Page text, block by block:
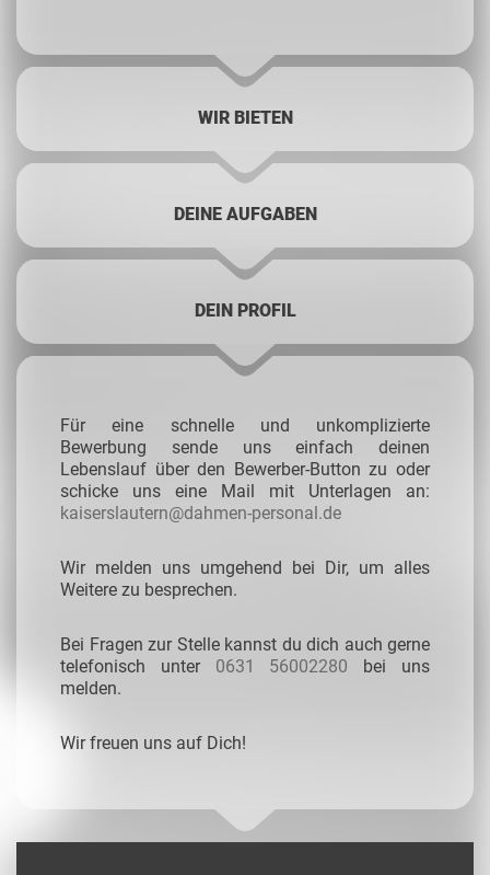
WIR BIETEN
DEINE AUFGABEN
DEIN PROFIL
Für eine schnelle und unkomplizierte
Bewerbung sende uns einfach deinen
Lebenslauf über den Bewerber-Button zu oder
schicke uns eine Mail mit Unterlagen an:
kaiserslautern@dahmen-personal.de
Wir melden uns umgehend bei Dir, um alles
Weitere zu besprechen.
Bei Fragen zur Stelle kannst du dich auch gerne
telefonisch unter 0631 56002280 bei uns
melden.
Wir freuen uns auf Dich!